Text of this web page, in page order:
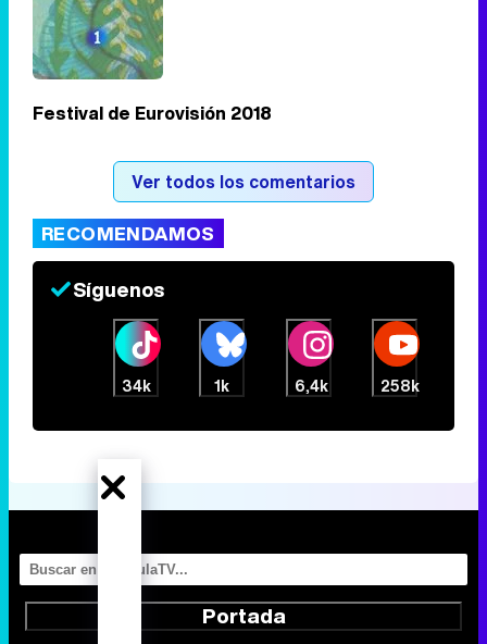
Festival de Eurovisión 2018
Ver todos los comentarios
RECOMENDAMOS
Síguenos
34k 1k 6,4k 258k
Portada